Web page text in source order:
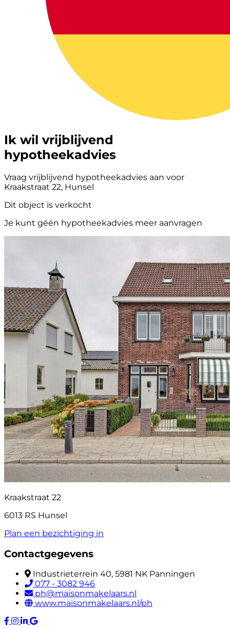
Ik wil vrijblijvend
hypotheekadvies
Vraag vrijblijvend hypotheekadvies aan voor
Kraakstraat 22, Hunsel
Dit object is verkocht
Je kunt géén hypotheekadvies meer aanvragen
Kraakstraat 22
6013 RS Hunsel
Plan een bezichtiging in
Contactgegevens
Industrieterrein 40, 5981 NK Panningen
077 - 3082 946
ph@maisonmakelaars.nl
www.maisonmakelaars.nl/ph